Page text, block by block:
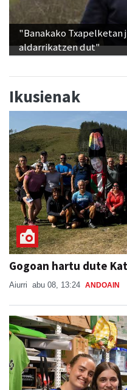
"Banakako
aldarrikatzen dut"
Ikusienak
Gogoan hartu dute
Aiurri abu 08, 13:24 ANDOAIN